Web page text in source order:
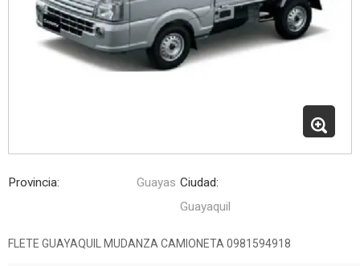
Provincia: Guayas Ciudad:
Guayaquil
FLETE GUAYAQUIL MUDANZA CAMIONETA 0981594918